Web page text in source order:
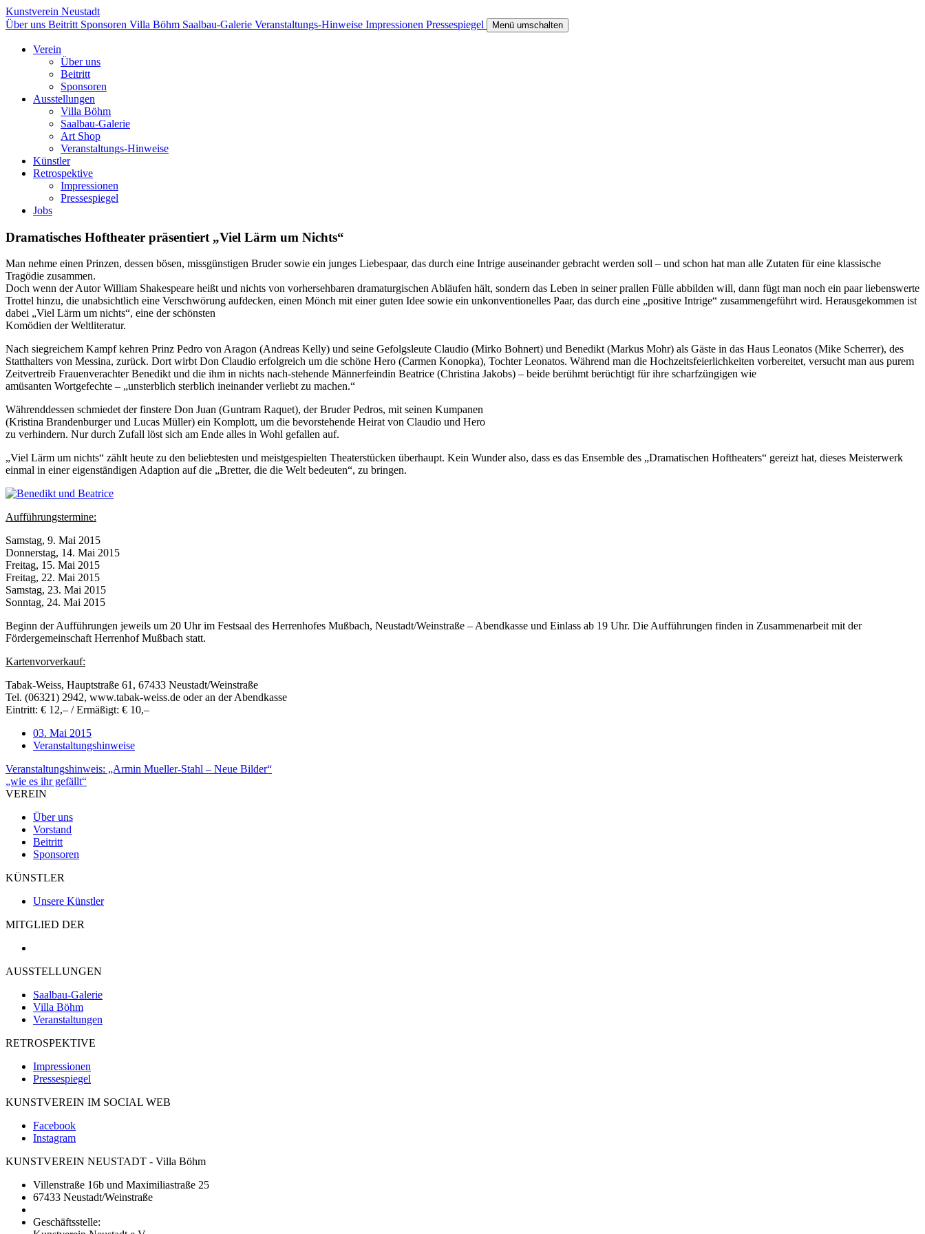
Kunstverein Neustadt
Über uns Beitritt Sponsoren Villa Böhm Saalbau-Galerie Veranstaltungs-Hinweise Impressionen Pressespiegel Menü umschalten
Verein
Über uns
Beitritt
Sponsoren
Ausstellungen
Villa Böhm
Saalbau-Galerie
Art Shop
Veranstaltungs-Hinweise
Künstler
Retrospektive
Impressionen
Pressespiegel
Jobs
Dramatisches Hoftheater präsentiert „Viel Lärm um Nichts“
Man nehme einen Prinzen, dessen bösen, missgünstigen Bruder sowie ein junges Liebespaar, das durch eine Intrige auseinander gebracht werden soll – und schon hat man alle Zutaten für eine klassische
Tragödie zusammen.
Doch wenn der Autor William Shakespeare heißt und nichts von vorhersehbaren dramaturgischen Abläufen hält, sondern das Leben in seiner prallen Fülle abbilden will, dann fügt man noch ein paar liebenswerte
Trottel hinzu, die unabsichtlich eine Verschwörung aufdecken, einen Mönch mit einer guten Idee sowie ein unkonventionelles Paar, das durch eine „positive Intrige“ zusammengeführt wird. Herausgekommen ist
dabei „Viel Lärm um nichts“, eine der schönsten
Komödien der Weltliteratur.
Nach siegreichem Kampf kehren Prinz Pedro von Aragon (Andreas Kelly) und seine Gefolgsleute Claudio (Mirko Bohnert) und Benedikt (Markus Mohr) als Gäste in das Haus Leonatos (Mike Scherrer), des
Statthalters von Messina, zurück. Dort wirbt Don Claudio erfolgreich um die schöne Hero (Carmen Konopka), Tochter Leonatos. Während man die Hochzeitsfeierlichkeiten vorbereitet, versucht man aus purem
Zeitvertreib Frauenverachter Benedikt und die ihm in nichts nach-stehende Männerfeindin Beatrice (Christina Jakobs) – beide berühmt berüchtigt für ihre scharfzüngigen wie
amüsanten Wortgefechte – „unsterblich sterblich ineinander verliebt zu machen.“
Währenddessen schmiedet der finstere Don Juan (Guntram Raquet), der Bruder Pedros, mit seinen Kumpanen
(Kristina Brandenburger und Lucas Müller) ein Komplott, um die bevorstehende Heirat von Claudio und Hero
zu verhindern. Nur durch Zufall löst sich am Ende alles in Wohl gefallen auf.
„Viel Lärm um nichts“ zählt heute zu den beliebtesten und meistgespielten Theaterstücken überhaupt. Kein Wunder also, dass es das Ensemble des „Dramatischen Hoftheaters“ gereizt hat, dieses Meisterwerk
einmal in einer eigenständigen Adaption auf die „Bretter, die die Welt bedeuten“, zu bringen.
Aufführungstermine:
Samstag, 9. Mai 2015
Donnerstag, 14. Mai 2015
Freitag, 15. Mai 2015
Freitag, 22. Mai 2015
Samstag, 23. Mai 2015
Sonntag, 24. Mai 2015
Beginn der Aufführungen jeweils um 20 Uhr im Festsaal des Herrenhofes Mußbach, Neustadt/Weinstraße – Abendkasse und Einlass ab 19 Uhr. Die Aufführungen finden in Zusammenarbeit mit der
Fördergemeinschaft Herrenhof Mußbach statt.
Kartenvorverkauf:
Tabak-Weiss, Hauptstraße 61, 67433 Neustadt/Weinstraße
Tel. (06321) 2942, www.tabak-weiss.de oder an der Abendkasse
Eintritt: € 12,– / Ermäßigt: € 10,–
03. Mai 2015
Veranstaltungshinweise
Beitragsnavigation
Veranstaltungshinweis: „Armin Mueller-Stahl – Neue Bilder“
„wie es ihr gefällt“
VEREIN
Über uns
Vorstand
Beitritt
Sponsoren
KÜNSTLER
Unsere Künstler
MITGLIED DER
AUSSTELLUNGEN
Saalbau-Galerie
Villa Böhm
Veranstaltungen
RETROSPEKTIVE
Impressionen
Pressespiegel
KUNSTVEREIN IM SOCIAL WEB
Facebook
Instagram
KUNSTVEREIN NEUSTADT - Villa Böhm
Villenstraße 16b und Maximiliastraße 25
67433 Neustadt/Weinstraße
Geschäftsstelle: